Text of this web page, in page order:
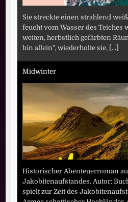
Sie streckte einen strahlend
feucht vom Wasser des Teiches
weiten, herbstlich gefärbten
bin allein", wiederholte sie, [...]
Midwinter
Historischer Abenteuerroman
Jakobitenaufstandes. Autor:
spielt zur Zeit des